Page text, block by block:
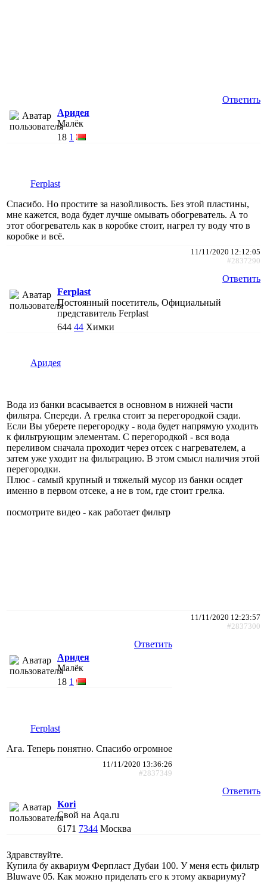
Ответить
Аридея
Малёк
18 1
Ferplast
Спасибо. Но простите за назойливость. Без этой пластины,
мне кажется, вода будет лучше омывать обогреватель. А то
этот обогреватель как в коробке стоит, нагрел ту воду что в
коробке и всё.
11/11/2020 12:12:05
#2837290
Ответить
Ferplast
Постоянный посетитель, Официальный
представитель Ferplast
644 44 Химки
Аридея
Вода из банки всасывается в основном в нижней части
фильтра. Спереди. А грелка стоит за перегородкой сзади.
Если Вы уберете перегородку - вода будет напрямую уходить
к фильтрующим элементам. С перегородкой - вся вода
переливом сначала проходит через отсек с нагревателем, а
затем уже уходит на фильтрацию. В этом смысл наличия этой
перегородки.
Плюс - самый крупный и тяжелый мусор из банки осядет
именно в первом отсеке, а не в том, где стоит грелка.
посмотрите видео - как работает фильтр
11/11/2020 12:23:57
#2837300
Ответить
Аридея
Малёк
18 1
Ferplast
Ага. Теперь понятно. Спасибо огромное
11/11/2020 13:36:26
#2837349
Ответить
Kori
Свой на Aqa.ru
6171 7344 Москва
Здравствуйте.
Купила бу аквариум Ферпласт Дубаи 100. У меня есть фильтр
Bluwave 05. Как можно приделать его к этому аквариуму?